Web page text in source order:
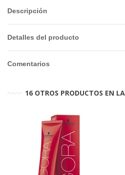
Descripción
Detalles del producto
Comentarios
16 OTROS PRODUCTOS EN